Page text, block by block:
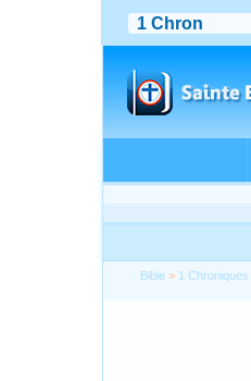
Bible > 1 Chroniques